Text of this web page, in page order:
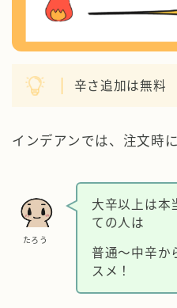
辛さ追加は無料
インデアンでは、注文時
たろう
大辛以上は本
ての人は
普通～中辛か
スメ！